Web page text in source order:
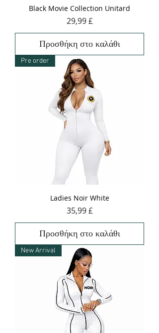
Black Movie Collection Unitard
Τιμή
29,99 £
Προσθήκη στο καλάθι
Pre order
Ladies Noir White
Τιμή
35,99 £
Προσθήκη στο καλάθι
New Arrival